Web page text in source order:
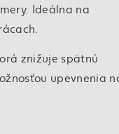
Ideálna na
znižuje spätnú
upevnenia